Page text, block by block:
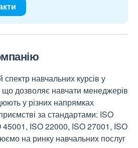
навчальних курсів у
що дозволяє навчати менеджерів
у різних напрямках
за стандартами: ISO
ISO 22000, ISO 27001, ISO
на ринку навчальних послуг